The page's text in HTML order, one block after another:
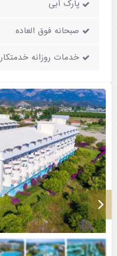
پارک آبی
صبحانه فوق العاده
خدمات روزانه خدمتکار